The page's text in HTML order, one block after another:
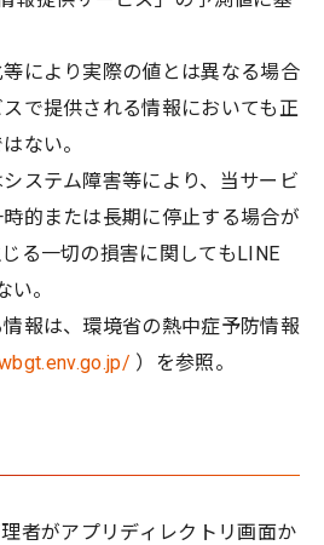
により実際の値とは異なる場合
で提供される情報においても正
ない。
ステム障害等により、当サービ
的または長期に停止する場合が
る一切の損害に関してもLINE
い。
報は、環境省の熱中症予防情報
）を参照。
理者がアプリディレクトリ画面か